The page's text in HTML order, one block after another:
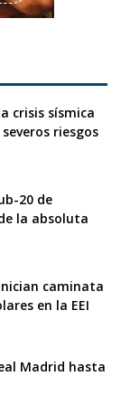
crisis sísmica
riesgos
20 de
la absoluta
caminata
en la EEI
Madrid hasta